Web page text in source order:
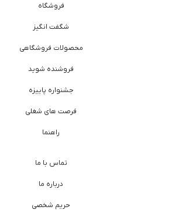
فروشگاه
شگفت انگیز
محصولات فروشگاهی
فروشنده شوید
جشنواره پاییزه
فرصت های شغلی
راهنما
تماس با ما
درباره ما
حریم شخصی